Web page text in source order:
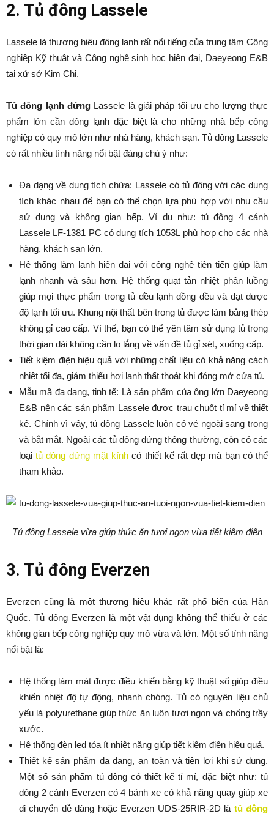
2. Tủ đông Lassele
Lassele là thương hiệu đông lạnh rất nổi tiếng của trung tâm Công
nghiệp Kỹ thuật và Công nghệ sinh học hiện đại, Daeyeong E&B
tại xứ sở Kim Chi.
Tủ đông lạnh đứng Lassele là giải pháp tối ưu cho lượng thực
phẩm lớn cần đông lạnh đặc biệt là cho những nhà bếp công
nghiệp có quy mô lớn như nhà hàng, khách sạn. Tủ đông Lassele
có rất nhiều tính năng nổi bật đáng chú ý như:
Đa dạng về dung tích chứa: Lassele có tủ đông với các dung
tích khác nhau để bạn có thể chọn lựa phù hợp với nhu cầu
sử dụng và không gian bếp. Ví dụ như: tủ đông 4 cánh
Lassele LF-1381 PC có dung tích 1053L phù hợp cho các nhà
hàng, khách sạn lớn.
Hệ thống làm lạnh hiện đại với công nghệ tiên tiến giúp làm
lạnh nhanh và sâu hơn. Hệ thống quạt tản nhiệt phân luồng
giúp mọi thực phẩm trong tủ đều lạnh đồng đều và đạt được
độ lạnh tối ưu. Khung nội thất bên trong tủ được làm bằng thép
không gỉ cao cấp. Vì thế, bạn có thể yên tâm sử dụng tủ trong
thời gian dài không cần lo lắng về vấn đề tủ gỉ sét, xuống cấp.
Tiết kiệm điện hiệu quả với những chất liệu có khả năng cách
nhiệt tối đa, giảm thiểu hơi lạnh thất thoát khi đóng mở cửa tủ.
Mẫu mã đa dạng, tinh tế: Là sản phẩm của ông lớn Daeyeong
E&B nên các sản phẩm Lassele được trau chuốt tỉ mỉ về thiết
kế. Chính vì vậy, tủ đông Lassele luôn có vẻ ngoài sang trọng
và bắt mắt. Ngoài các tủ đông đứng thông thường, còn có các
loạitủ đông đứng mặt kính có thiết kế rất đẹp mà bạn có thể
tham khảo.
Tủ đông Lassele vừa giúp thức ăn tươi ngon vừa tiết kiệm điện
3. Tủ đông Everzen
Everzen cũng là một thương hiệu khác rất phổ biến của Hàn
Quốc. Tủ đông Everzen là một vật dụng không thể thiếu ở các
không gian bếp công nghiệp quy mô vừa và lớn. Một số tính năng
nổi bật là:
Hệ thống làm mát được điều khiển bằng kỹ thuật số giúp điều
khiển nhiệt độ tự động, nhanh chóng. Tủ có nguyên liệu chủ
yếu là polyurethane giúp thức ăn luôn tươi ngon và chống trầy
xước.
Hệ thống đèn led tỏa ít nhiệt năng giúp tiết kiệm điện hiệu quả.
Thiết kế sản phẩm đa dạng, an toàn và tiện lợi khi sử dụng.
Một số sản phẩm tủ đông có thiết kế tỉ mỉ, đặc biệt như: tủ
đông 2 cánh Everzen có 4 bánh xe có khả năng quay giúp xe
di chuyển dễ dàng hoặc Everzen UDS-25RIR-2D là tủ đông